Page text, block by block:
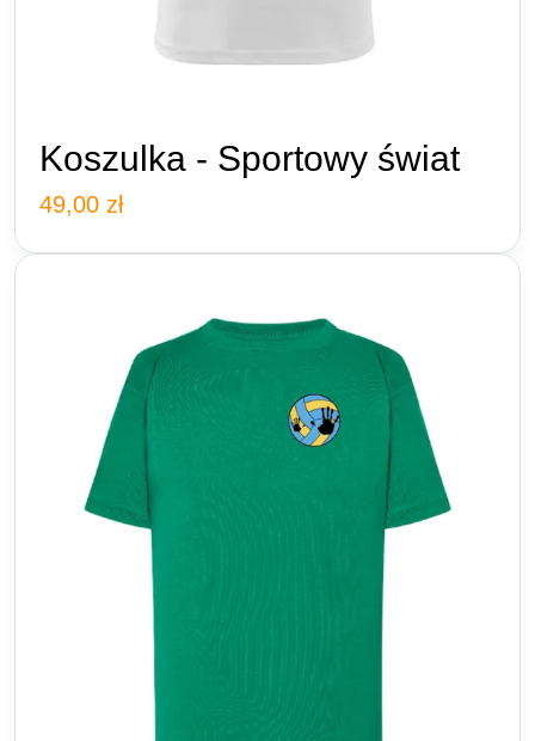
Koszulka - Sportowy świat
49,00 zł